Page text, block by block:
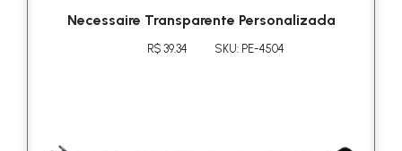
Necessaire Transparente Personalizada
R$ 39.34 SKU: PE-4504